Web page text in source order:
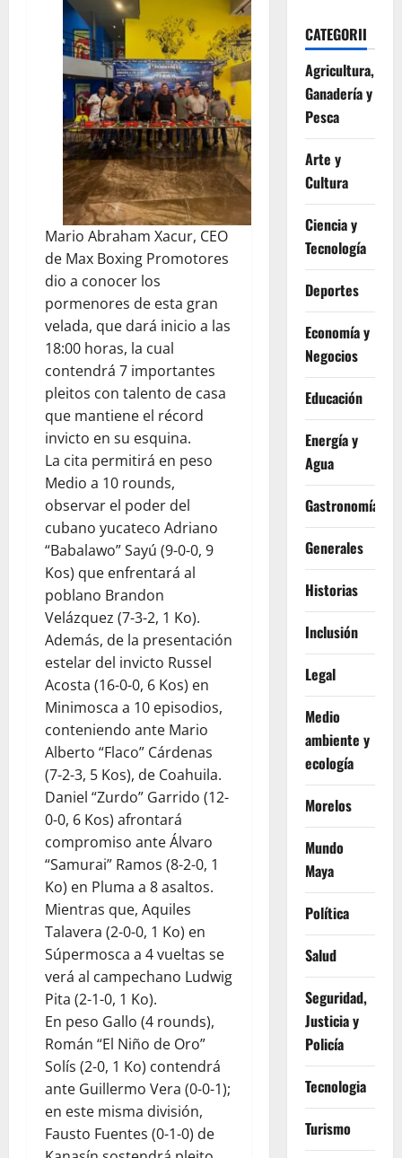
Mario Abraham Xacur, CEO
de Max Boxing Promotores
dio a conocer los
pormenores de esta gran
velada, que dará inicio a las
18:00 horas, la cual
contendrá 7 importantes
pleitos con talento de casa
que mantiene el récord
invicto en su esquina.
La cita permitirá en peso
Medio a 10 rounds,
observar el poder del
cubano yucateco Adriano
“Babalawo” Sayú (9-0-0, 9
Kos) que enfrentará al
poblano Brandon
Velázquez (7-3-2, 1 Ko).
Además, de la presentación
estelar del invicto Russel
Acosta (16-0-0, 6 Kos) en
Minimosca a 10 episodios,
conteniendo ante Mario
Alberto “Flaco” Cárdenas
(7-2-3, 5 Kos), de Coahuila.
Daniel “Zurdo” Garrido (12-
0-0, 6 Kos) afrontará
compromiso ante Álvaro
“Samurai” Ramos (8-2-0, 1
Ko) en Pluma a 8 asaltos.
Mientras que, Aquiles
Talavera (2-0-0, 1 Ko) en
Súpermosca a 4 vueltas se
verá al campechano Ludwig
Pita (2-1-0, 1 Ko).
En peso Gallo (4 rounds),
Román “El Niño de Oro”
Solís (2-0, 1 Ko) contendrá
ante Guillermo Vera (0-0-1);
en este misma división,
Fausto Fuentes (0-1-0) de
CATEGORII
Agricultura,
Ganadería y
Pesca
Arte y
Cultura
Ciencia y
Tecnología
Deportes
Economía y
Negocios
Educación
Energía y
Agua
Gastronomía
Generales
Historias
Inclusión
Legal
Medio
ambiente y
ecología
Morelos
Mundo
Maya
Política
Salud
Seguridad,
Justicia y
Policía
Tecnologia
Turismo